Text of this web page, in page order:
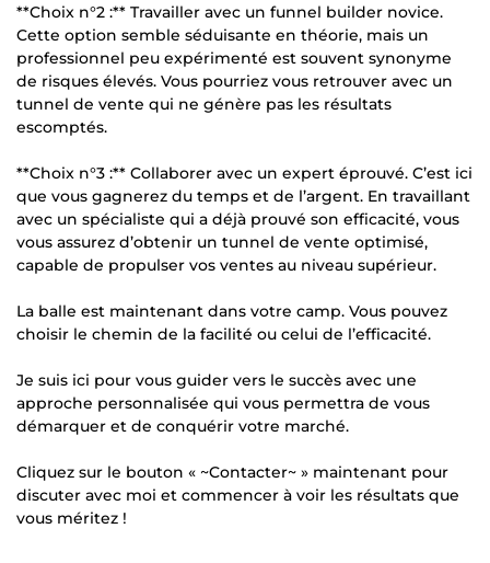
**Choix n°2 :** Travailler avec un funnel builder novice.
Cette option semble séduisante en théorie, mais un
professionnel peu expérimenté est souvent synonyme
de risques élevés. Vous pourriez vous retrouver avec un
tunnel de vente qui ne génère pas les résultats
escomptés.
**Choix n°3 :** Collaborer avec un expert éprouvé. C’est ici
que vous gagnerez du temps et de l’argent. En travaillant
avec un spécialiste qui a déjà prouvé son efficacité, vous
vous assurez d’obtenir un tunnel de vente optimisé,
capable de propulser vos ventes au niveau supérieur.
La balle est maintenant dans votre camp. Vous pouvez
choisir le chemin de la facilité ou celui de l’efficacité.
Je suis ici pour vous guider vers le succès avec une
approche personnalisée qui vous permettra de vous
démarquer et de conquérir votre marché.
Cliquez sur le bouton « ~Contacter~ » maintenant pour
discuter avec moi et commencer à voir les résultats que
vous méritez !